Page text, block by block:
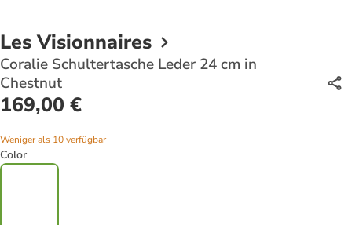
Les Visionnaires
Coralie Schultertasche Leder 24 cm in
Chestnut
169,00 €
Weniger als 10 verfügbar
Color